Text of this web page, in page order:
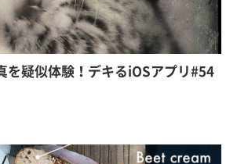
を疑似体験！デキるiOSアプリ#54